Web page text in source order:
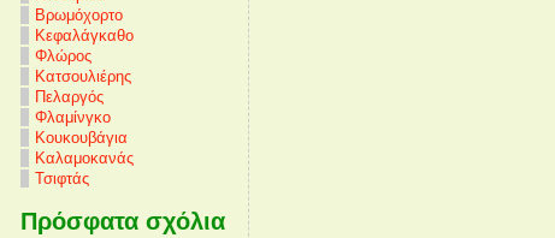
Βρωμόχορτο
Κεφαλάγκαθο
Φλώρος
Κατσουλιέρης
Πελαργός
Φλαμίνγκο
Κουκουβάγια
Καλαμοκανάς
Τσιφτάς
Πρόσφατα σχόλια